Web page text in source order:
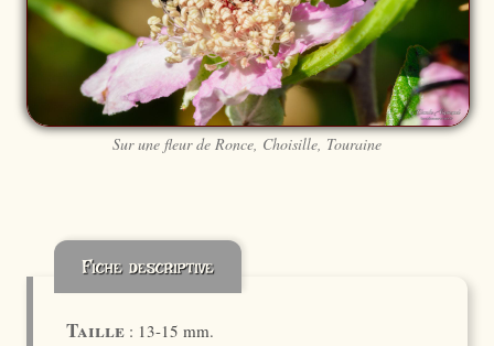
Sur une fleur de Ronce, Choisille, Touraine
Fiche descriptive
Taille : 13-15 mm.